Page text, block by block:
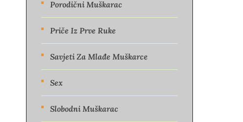
Porodični Muškarac
Priče Iz Prve Ruke
Savjeti Za Mlađe Muškarce
Sex
Slobodni Muškarac